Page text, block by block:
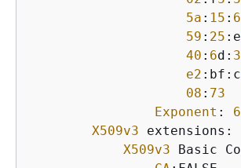
5a : 15 :
59 : 25 :e
40 : 6d: 3
e2 :bf:c
08 : 73
Exponent :
X509v3 extensions:
X509v3 Basic